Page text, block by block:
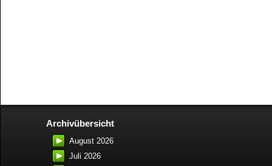
Archivübersicht
August 2026
Juli 2026